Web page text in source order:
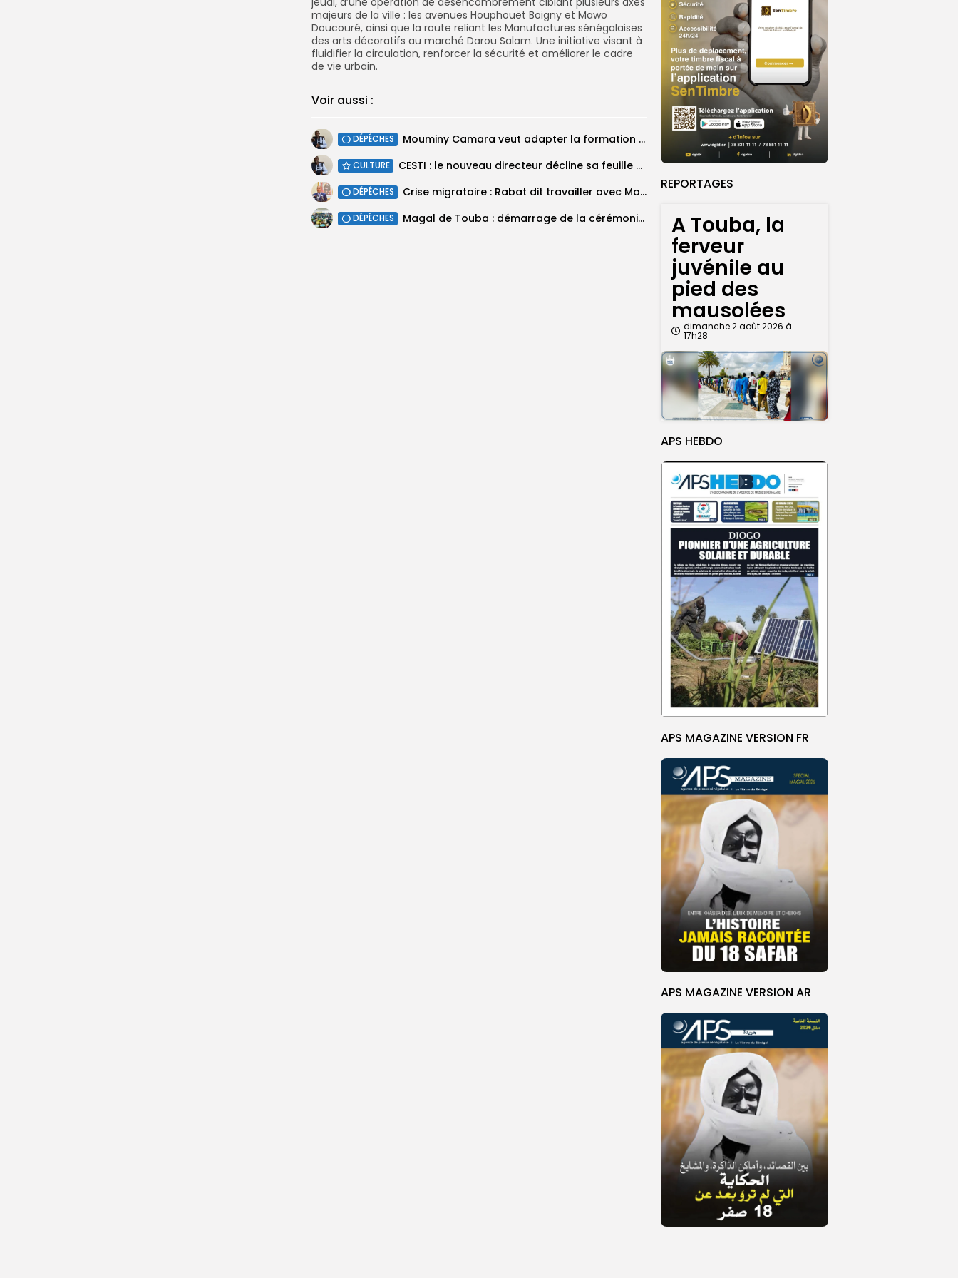
REPORTAGES
A Touba, la
ferveur
juvénile au
pied des
mausolées
dimanche 2 août 2026 à
17h28
APS HEBDO
APS MAGAZINE VERSION FR
APS MAGAZINE VERSION AR
majeurs de la ville : les avenues Houphouët Boigny et Mawo
Doucouré, ainsi que la route reliant les Manufactures sénégalaises
des arts décoratifs au marché Darou Salam. Une initiative visant à
fluidifier la circulation, renforcer la sécurité et améliorer le cadre
de vie urbain.
Voir aussi :
DÉPÊCHES Mouminy Camara veut adapter la formation de journalistes aux défis du numérique
CULTURE CESTI : le nouveau directeur décline sa feuille de route
DÉPÊCHES Crise migratoire : Rabat dit travailler avec Madrid pour connaître le nombre...
DÉPÊCHES Magal de Touba : démarrage de la cérémonie officielle